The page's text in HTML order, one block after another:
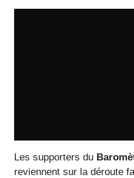
Les supporters du
reviennent sur la déroute